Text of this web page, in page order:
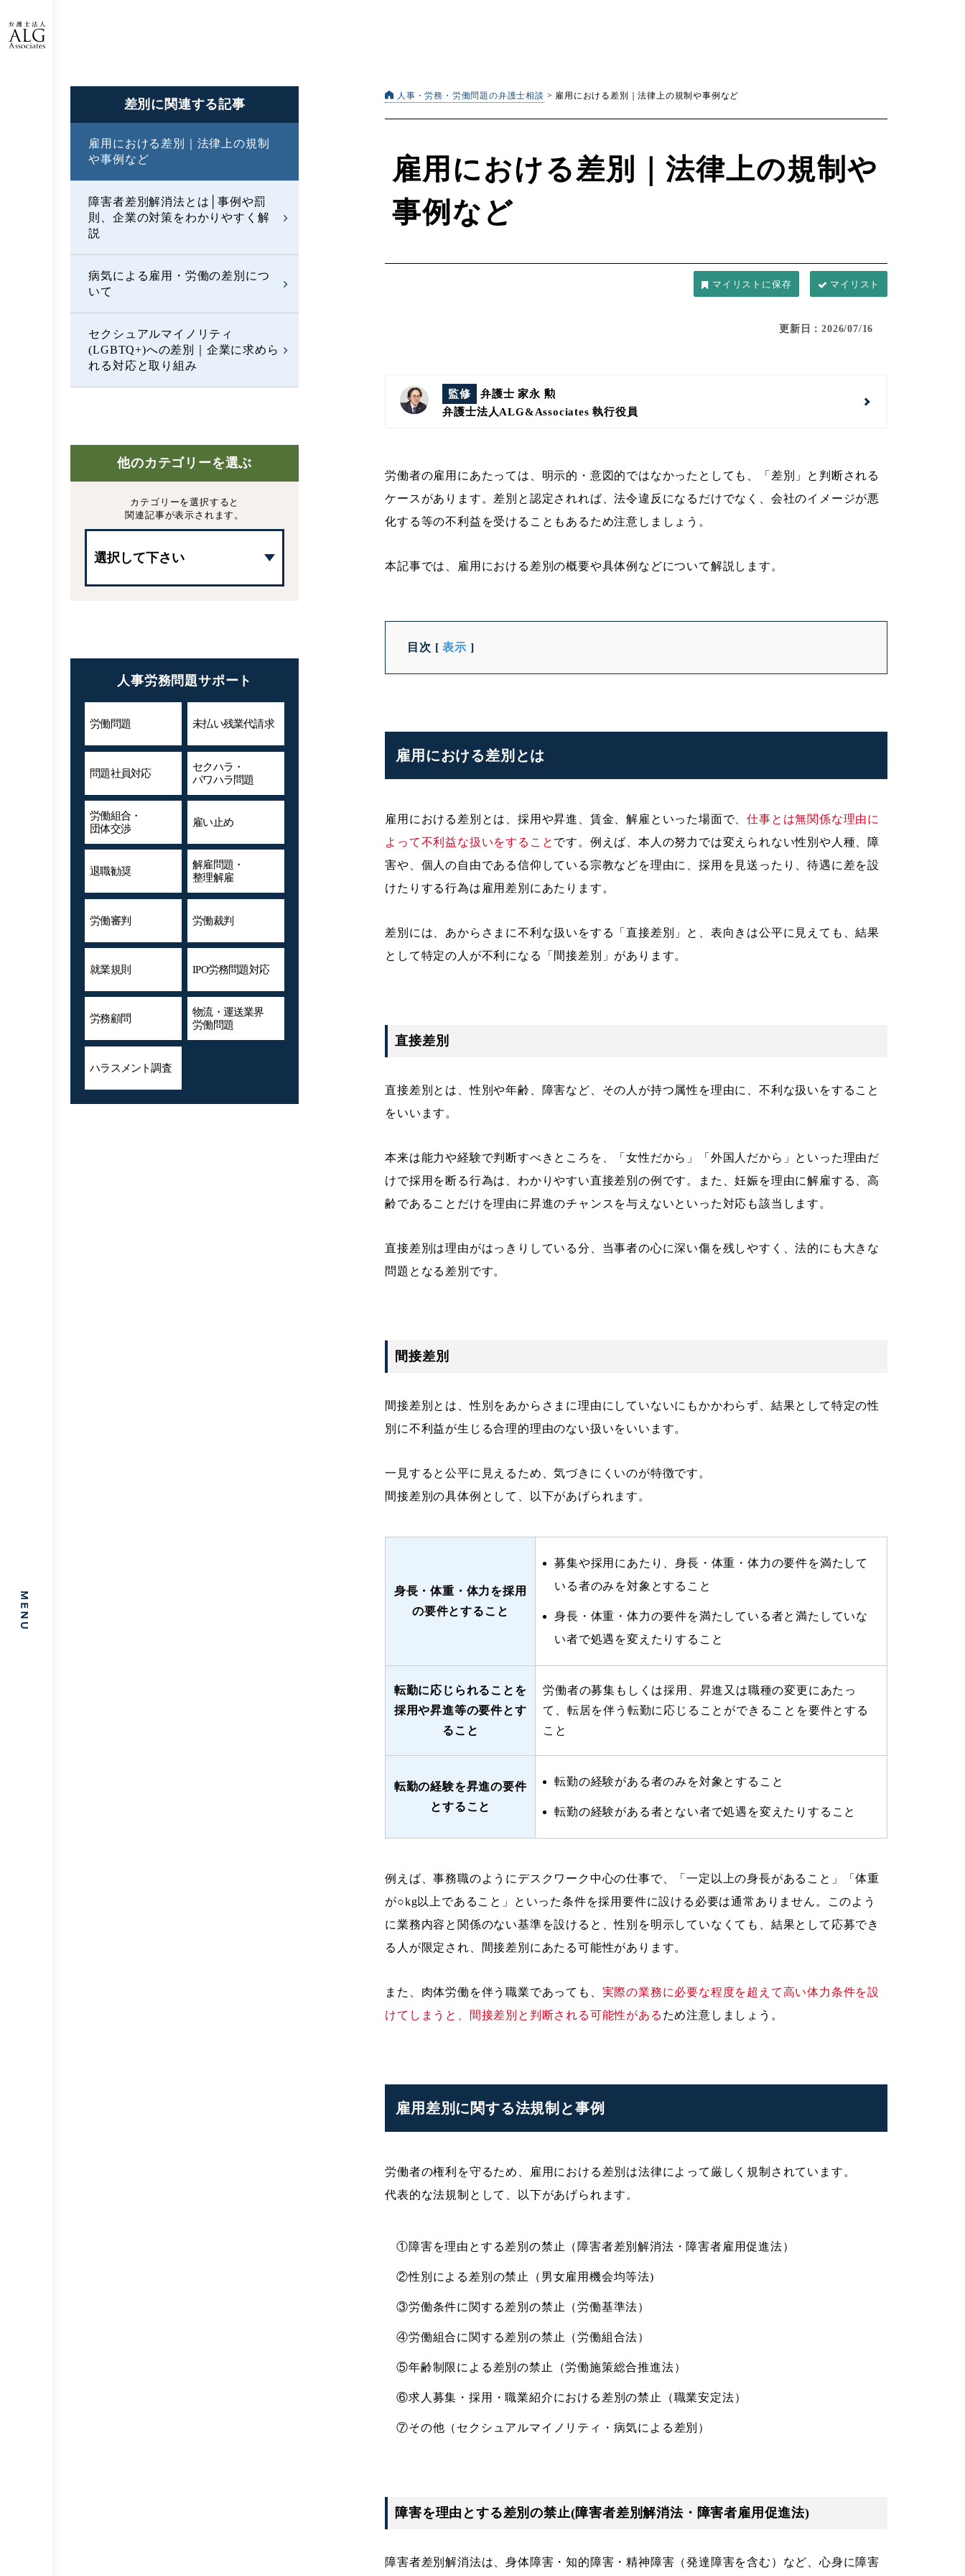
差別に 関連する記事
雇用における差別｜法律上の規制
や事例など
障害者差別解消法とは│事例や罰
則、企業の対策をわかりやすく解
説
病気による雇用・労働の差別につ
いて
セクシュアルマイノリティ
(LGBTQ+)への差別｜企業に求めら
れる対応と取り組み
他のカテゴリーを選ぶ
カテゴリーを選択すると
関連記事が表示されます。
人事労務問題サポート
労働問題 未払い残業代請求
問題社員対応
セクハラ・
パワハラ問題
労働組合・
団体交渉
雇い止め
退職勧奨
解雇問題・
整理解雇
労働審判 労働裁判
就業規則 IPO労務問題対応
労務顧問
物流・運送業界
労働問題
ハラスメント調査
人事・労務・労働問題の弁護士相談 > 雇用における差別｜法律上の規制や事例など
雇用における差別｜法律上の規制や
事例など
マイリスト
更新日：2026/07/16
監修
弁護士 家永 勲
弁護士法人ALG&Associates執行役員
労働者の雇用にあたっては、明示的・意図的ではなかったとしても、「差別」と判断される
ケースがあります。差別と認定されれば、法令違反になるだけでなく、会社のイメージが悪
化する等の不利益を受けることもあるため注意しましょう。
本記事では、雇用における差別の概要や具体例などについて解説します。
目次 [ 表示 ]
雇用における差別とは
雇用における差別とは、採用や昇進、賃金、解雇といった場面で、仕事とは無関係な理由に
よって不利益な扱いをすること です。例えば、本人の努力では変えられない性別や人種、障
害や、個人の自由である信仰している宗教などを理由に、採用を見送ったり、待遇に差を設
けたりする行為は雇用差別にあたります。
差別には、あからさまに不利な扱いをする「直接差別」と、表向きは公平に見えても、結果
として特定の人が不利になる「間接差別」があります。
直接差別
直接差別とは、性別や年齢、障害など、その人が持つ属性を理由に、不利な扱いをすること
をいいます。
本来は能力や経験で判断すべきところを、「女性だから」「外国人だから」といった理由だ
けで採用を断る行為は、わかりやすい直接差別の例です。また、妊娠を理由に解雇する、高
齢であることだけを理由に昇進のチャンスを与えないといった対応も該当します。
直接差別は理由がはっきりしている分、当事者の心に深い傷を残しやすく、法的にも大きな
問題となる差別です。
間接差別
間接差別とは、性別をあからさまに理由にしていないにもかかわらず、結果として特定の性
別に不利益が生じる合理的理由のない扱いをいいます。
一見すると公平に見えるため、気づきにくいのが特徴です。
間接差別の具体例として、以下があげられます。
身長・体重・体力を採用
の要件とすること
募集や採用にあたり、身長・体重・体力の要件を満たして
いる者のみを対象とすること
身長・体重・体力の要件を満たしている者と満たしていな
い者で処遇を変えたりすること
転勤に応じられることを
採用や昇進等の要件とす
ること
労働者の募集もしくは採用、昇進又は職種の変更にあたっ
て、転居を伴う転勤に応じることができることを要件とする
こと
転勤の経験を昇進の要件
とすること
転勤の経験がある者のみを対象とすること
転勤の経験がある者とない者で処遇を変えたりすること
例えば、事務職のようにデスクワーク中心の仕事で、「一定以上の身長があること」「体重
が○kg以上であること」といった条件を採用要件に設ける必要は通常ありません。このよう
に業務内容と関係のない基準を設けると、性別を明示していなくても、結果として応募でき
る人が限定され、間接差別にあたる可能性があります。
また、肉体労働を伴う職業であっても、 実際の業務に必要な程度を超えて高い体力条件を設
けてしまうと、間接差別と判断される可能性がある ため注意しましょう。
雇用差別に関する法規制と事例
労働者の権利を守るため、雇用における差別は法律によって厳しく規制されています。
代表的な法規制として、以下があげられます。
①障害を理由とする差別の禁止（障害者差別解消法・障害者雇用促進法）
②性別による差別の禁止（男女雇用機会均等法)
③労働条件に関する差別の禁止（労働基準法）
④労働組合に関する差別の禁止（労働組合法）
⑤年齢制限による差別の禁止（労働施策総合推進法）
⑥求人募集・採用・職業紹介における差別の禁止（職業安定法）
⑦その他（セクシュアルマイノリティ・病気による差別）
障害を理由とする差別の禁止(障害者差別解消法・障害者雇用促進法)
障害者差別解消法は、身体障害・知的障害・精神障害（発達障害を含む）など、心身に障害